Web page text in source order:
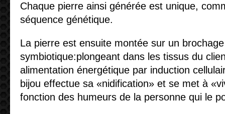
Chaque pierre ainsi générée est unique,
séquence génétique.
La pierre est ensuite montée sur un
symbiotique:plongeant dans les tissus du
alimentation énergétique par induction
bijou effectue sa «nidification» et se met à
fonction des humeurs de la personne qui le